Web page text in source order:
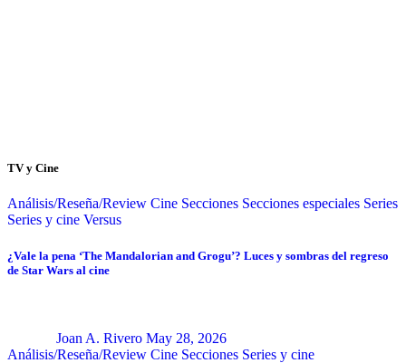
TV y Cine
Análisis/Reseña/Review Cine Secciones Secciones especiales Series
Series y cine Versus
¿Vale la pena ‘The Mandalorian and Grogu’? Luces y sombras del regreso
de Star Wars al cine
Joan A. Rivero May 28, 2026
Análisis/Reseña/Review Cine Secciones Series y cine